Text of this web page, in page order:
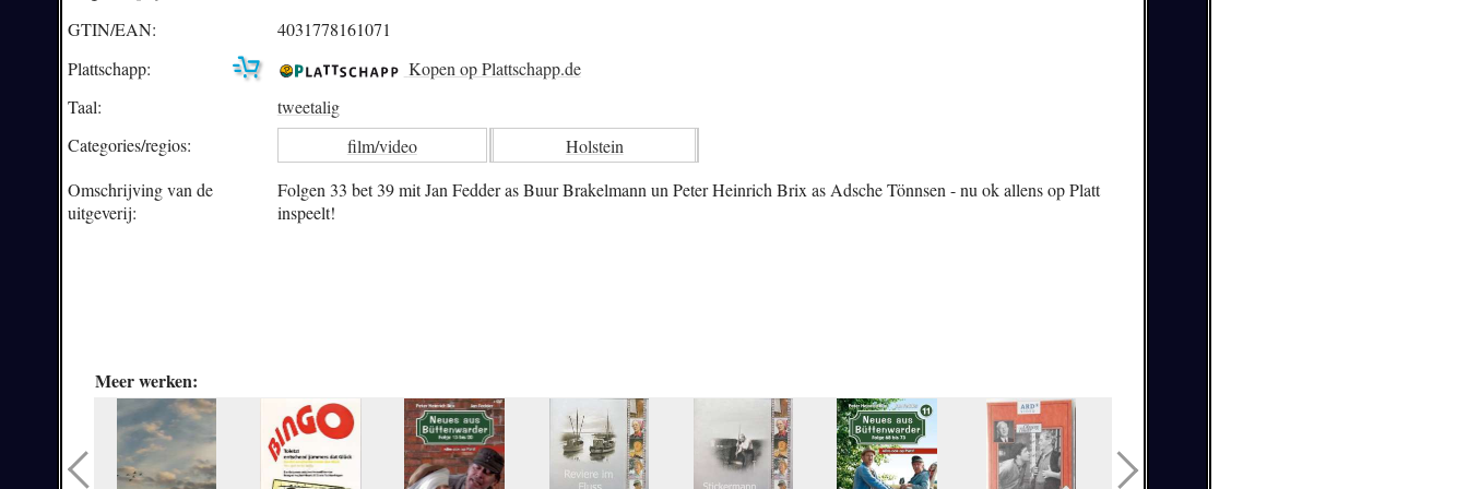
GTIN/EAN:
4031778161071
Plattschapp:
Kopen op Plattschapp.de
Taal:
tweetalig
Categories/regios: film/video
Holstein
Omschrijving van de
uitgeverij:
Folgen 33 bet 39 mit Jan Fedder as Buur Brakelmann un Peter Heinrich Brix as Adsche Tönnsen - nu ok allens op Platt
inspeelt!
Meer werken: